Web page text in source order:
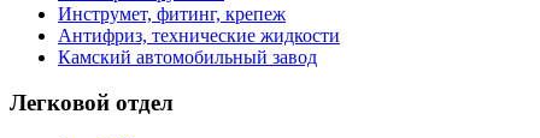
Инструмет, фитинг, крепеж
Антифриз, технические жидкости
Камский автомобильный завод
Легковой отдел